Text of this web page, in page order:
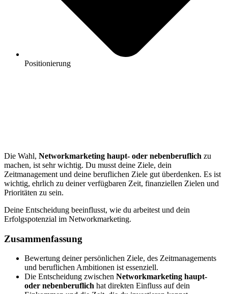
Positionierung
Die Wahl, Networkmarketing haupt- oder nebenberuflich zu
machen, ist sehr wichtig. Du musst deine Ziele, dein
Zeitmanagement und deine beruflichen Ziele gut überdenken. Es ist
wichtig, ehrlich zu deiner verfügbaren Zeit, finanziellen Zielen und
Prioritäten zu sein.
Deine Entscheidung beeinflusst, wie du arbeitest und dein
Erfolgspotenzial im Networkmarketing.
Zusammenfassung
Bewertung deiner persönlichen Ziele, des Zeitmanagements
und beruflichen Ambitionen ist essenziell.
Die Entscheidung zwischen Networkmarketing haupt-
oder nebenberuflich hat direkten Einfluss auf dein